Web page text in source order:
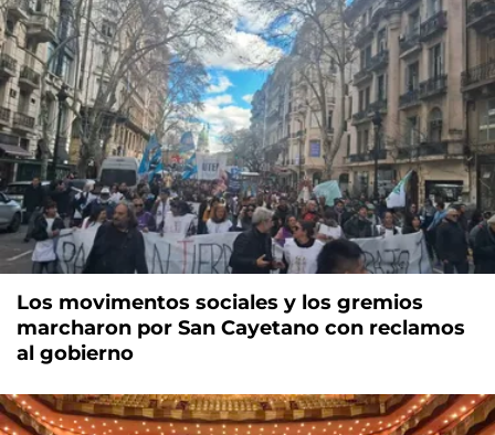
Los movimentos sociales y los gremios
marcharon por San Cayetano con reclamos
al gobierno